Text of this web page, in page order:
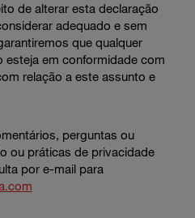
de alterar esta declaração
adequado e sem
que qualquer
esteja em conformidade com
relação a este assunto e
perguntas ou
ou práticas de privacidade
por e-mail para